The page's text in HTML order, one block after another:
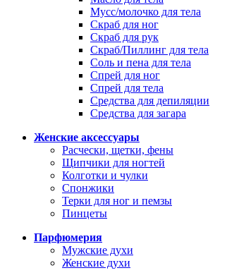
Мусс/молочко для тела
Скраб для ног
Скраб для рук
Скраб/Пиллинг для тела
Соль и пена для тела
Спрей для ног
Спрей для тела
Средства для депиляции
Средства для загара
Женские аксессуары
Расчески, щетки, фены
Щипчики для ногтей
Колготки и чулки
Спонжики
Терки для ног и пемзы
Пинцеты
Парфюмерия
Мужские духи
Женские духи